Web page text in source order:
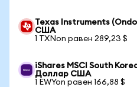
Texas Instruments
США
1 TXNon равен 289,23 $
iShares MSCI South
Доллар США
1 EWYon равен 166,88 $